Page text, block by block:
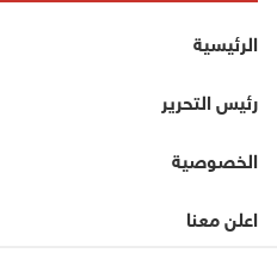
الرئيسية
رئيس التحرير
الخصوصية
اعلن معنا